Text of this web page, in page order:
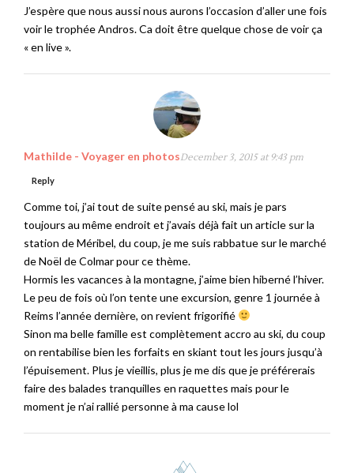
J’espère que nous aussi nous aurons l’occasion d’aller une fois
voir le trophée Andros. Ca doit être quelque chose de voir ça
« en live ».
Mathilde - Voyager en photosDecember 3, 2015 at 9:43 pm
Reply
Comme toi, j’ai tout de suite pensé au ski, mais je pars
toujours au même endroit et j’avais déjà fait un article sur la
station de Méribel, du coup, je me suis rabbatue sur le marché
de Noël de Colmar pour ce thème.
Hormis les vacances à la montagne, j’aime bien hiberné l’hiver.
Le peu de fois où l’on tente une excursion, genre 1 journée à
Reims l’année dernière, on revient frigorifié
Sinon ma belle famille est complètement accro au ski, du coup
on rentabilise bien les forfaits en skiant tout les jours jusqu’à
l’épuisement. Plus je vieillis, plus je me dis que je préférerais
faire des balades tranquilles en raquettes mais pour le
moment je n’ai rallié personne à ma cause lol